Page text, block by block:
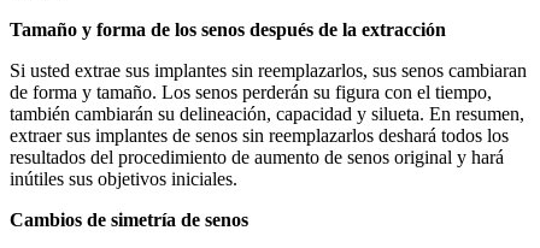
Tamaño y forma de los senos después de la extracción
Si usted extrae sus implantes sin reemplazarlos, sus senos cambiaran
de forma y tamaño. Los senos perderán su figura con el tiempo,
también cambiarán su delineación, capacidad y silueta. En resumen,
extraer sus implantes de senos sin reemplazarlos deshará todos los
resultados del procedimiento de aumento de senos original y hará
inútiles sus objetivos iniciales.
Cambios de simetría de senos